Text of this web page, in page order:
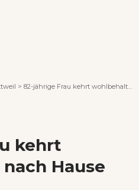
> 82-jährige Frau kehrt wohlbehalten nach Hause zurück
kehrt
Hause